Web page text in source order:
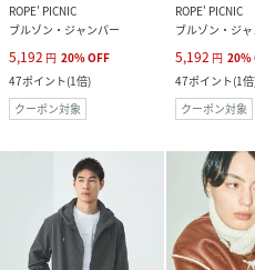
ROPE' PICNIC
ブルゾン・ジャンパー
5,192 円 20%OFF
47ポイント(1倍)
クーポン対象
ROPE' PICNIC
ブルゾン・ジ
5,192 円 20%
47ポイント(1倍
クーポン対象